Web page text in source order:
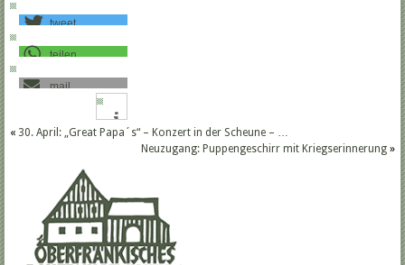
tweet
teilen
mail
« 30. April: „Great Papa´s“ – Konzert in der Scheune – …
Neuzugang: Puppengeschirr mit Kriegserinnerung»